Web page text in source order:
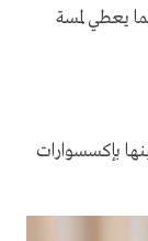
يعطي لمسة
بإكسسوارات